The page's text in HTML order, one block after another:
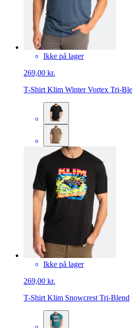
Ikke på lager
269,00 kr.
T-Shirt Klim Winter Vortex Tri-
Ikke på lager
269,00 kr.
T-Shirt Klim Snowcrest Tri-Blend